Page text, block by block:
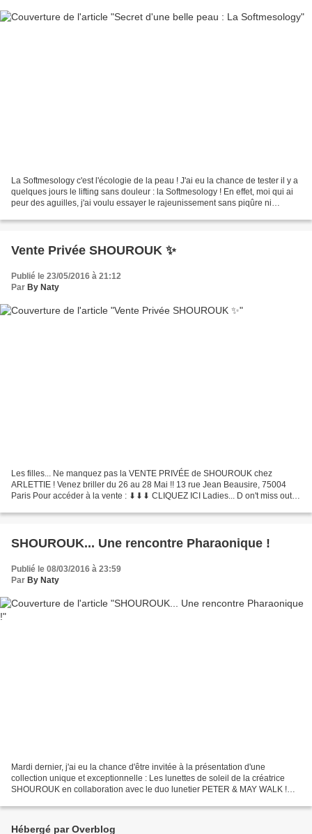
La Softmesology c'est l'écologie de la peau ! J'ai eu la chance de tester il y a
quelques jours le lifting sans douleur : la Softmesology ! En effet, moi qui ai
peur des aguilles, j'ai voulu essayer le rajeunissement sans piqûre ni
Vente Privée SHOUROUK ✨
Publié le 23/05/2016 à 21:12
Par By Naty
Les filles... Ne manquez pas la VENTE PRIVÉE de SHOUROUK chez
ARLETTIE ! Venez briller du 26 au 28 Mai !! 13 rue Jean Beausire, 75004
Paris Pour accéder à la vente : ⬇︎⬇︎⬇︎ CLIQUEZ ICI Ladies... D on't miss out
SHOUROUK... Une rencontre Pharaonique !
Publié le 08/03/2016 à 23:59
Par By Naty
Mardi dernier, j'ai eu la chance d'être invitée à la présentation d'une
collection unique et exceptionnelle : Les lunettes de soleil de la créatrice
SHOUROUK en collaboration avec le duo lunetier PETER & MAY WALK !
Hébergé par Overblog